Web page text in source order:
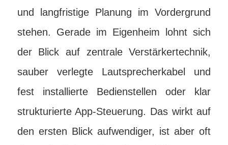
und langfristige Planung im Vordergrund
stehen. Gerade im Eigenheim lohnt sich
der Blick auf zentrale Verstärkertechnik,
sauber verlegte Lautsprecherkabel und
fest installierte Bedienstellen oder klar
strukturierte App-Steuerung. Das wirkt auf
den ersten Blick aufwendiger, ist aber oft